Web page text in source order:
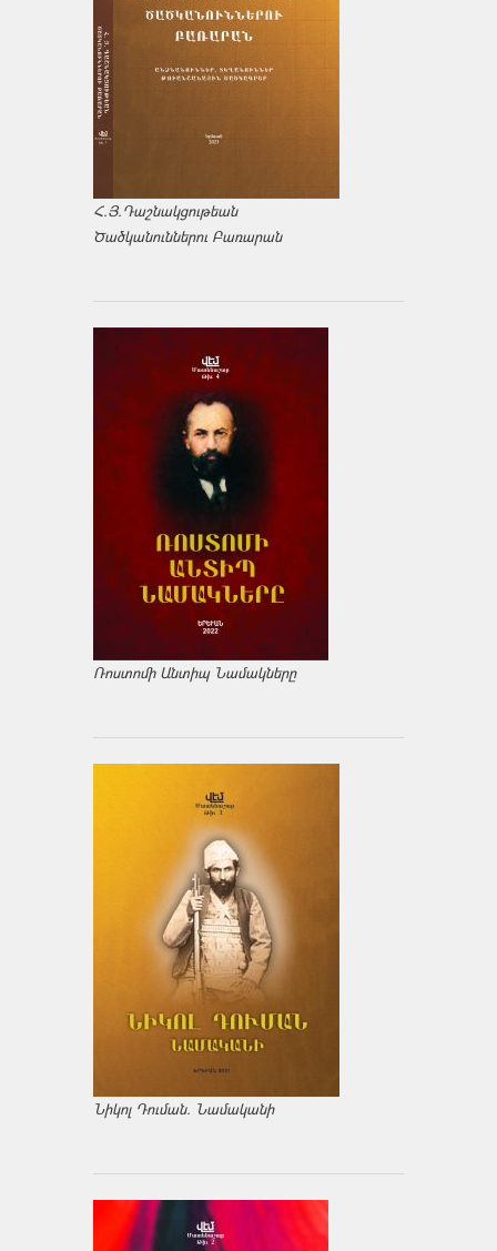
Հ.Յ.Դաշնակցութեան
Ծածկանուններու Բառարան
Ռոստոմի Անտիպ Նամակները
Նիկոլ Դուման. Նամականի